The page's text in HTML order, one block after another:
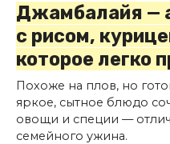
Джамбалайя —
с рисом,
которое легко
Похоже на плов, но
яркое, сытное блюдо
овощи и специи —
семейного ужина.